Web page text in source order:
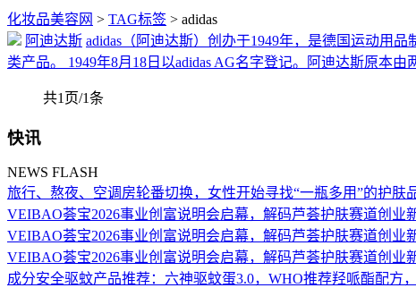
化妆品美容网 > TAG标签 > adidas
阿迪达斯 adidas（阿迪达斯）创办于1949年，是德国运动用
类产品。 1949年8月18日以adidas AG名字登记。阿迪达斯原本由
共1页/1条
快讯
NEWS FLASH
旅行、熬夜、空调房轮番切换，女性开始寻找“一瓶多用”的护肤
VEIBAO荟宝2026事业创富说明会启幕，解码芦荟护肤赛道创业
VEIBAO荟宝2026事业创富说明会启幕，解码芦荟护肤赛道创业
VEIBAO荟宝2026事业创富说明会启幕，解码芦荟护肤赛道创业
成分安全驱蚊产品推荐：六神驱蚊蛋3.0，WHO推荐羟哌酯配方